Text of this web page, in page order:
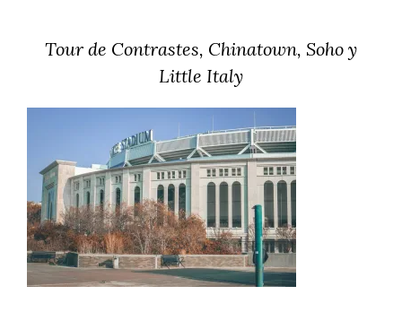
Tour de Contrastes, Chinatown, Soho y
Little Italy